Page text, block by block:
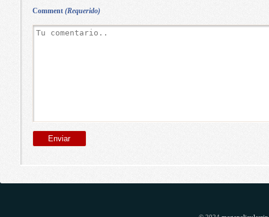
Comment (Requerido)